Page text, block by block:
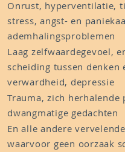
Onrust, hyperventilatie,
stress, angst- en
ademhalingsproblemen
Laag zelfwaardegevoel,
scheiding tussen denken
verwardheid, depressie
Trauma, zich herhalende
dwangmatige gedachten
En alle andere
waarvoor geen oorzaak